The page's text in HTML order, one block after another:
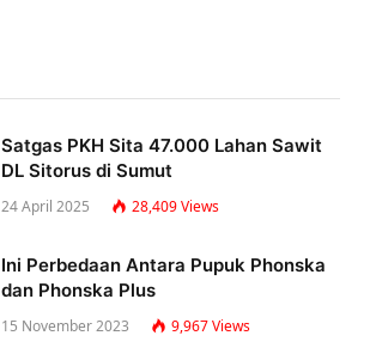
Satgas PKH Sita 47.000 Lahan Sawit
DL Sitorus di Sumut
24 April 2025 28,409Views
Ini Perbedaan Antara Pupuk Phonska
dan Phonska Plus
15 November 2023 9,967Views